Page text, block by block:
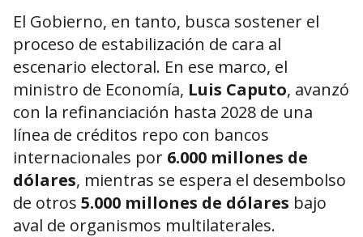
El Gobierno, en tanto, busca sostener el
proceso de estabilización de cara al
escenario electoral. En ese marco, el
ministro de Economía, Luis Caputo, avanzó
con la refinanciación hasta 2028 de una
línea de créditos repo con bancos
internacionales por 6.000 millones de
dólares, mientras se espera el desembolso
de otros 5.000 millones de dólares bajo
aval de organismos multilaterales.